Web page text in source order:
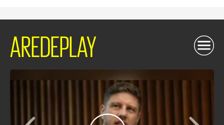
AREDEPLAY